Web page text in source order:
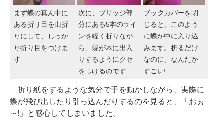
まず蝶の真ん中に
ある折り目を山折
りにして、しっか
り折り目をつけま
す
次に、ブリッジ部
分にある5本のライ
ンを軽く折りなが
ら、蝶が本に出入
りするようにクセ
をつけるのです
ブックカバーを閉
じると、このよう
に蝶が中に入り込
みます。折るだけ
なのに、なんだか
すごい!
折り紙をするような気分で手を動かしながら、実際に
蝶が飛び出したり引っ込んだりするのを見ると、「おぉ
～!」と感心してしまいました。